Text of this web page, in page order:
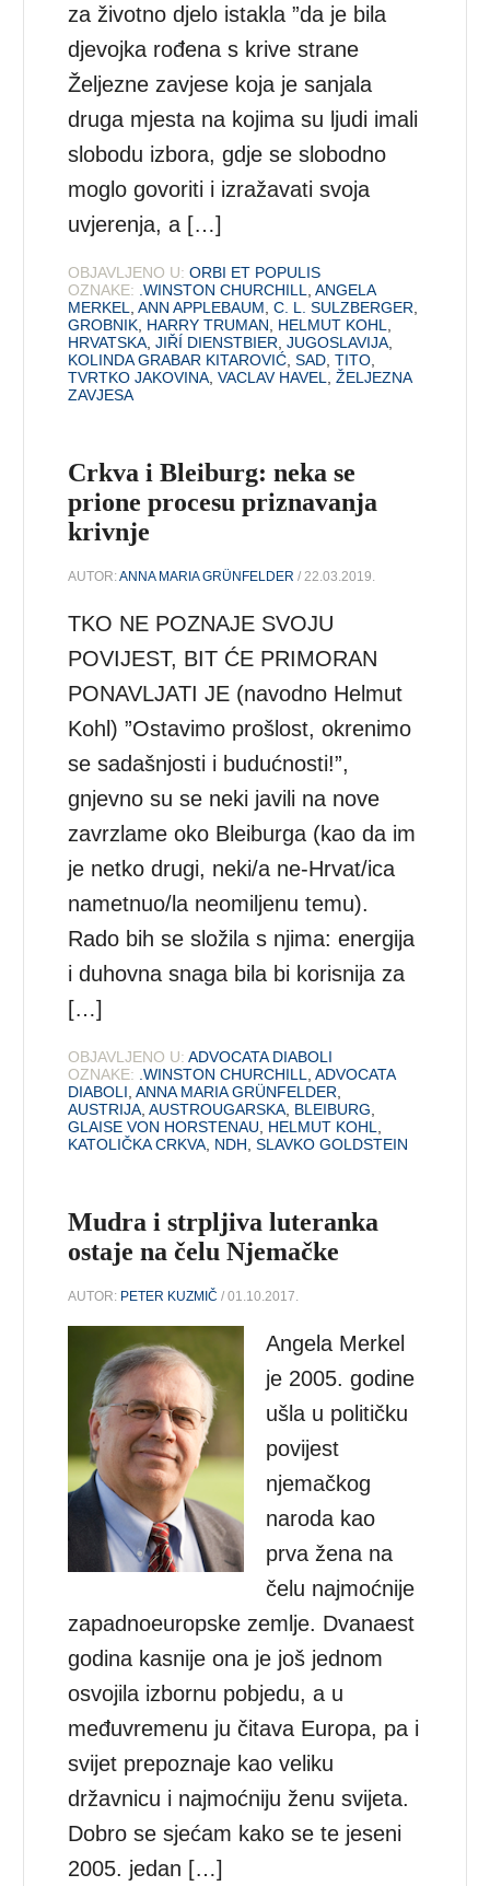
za životno djelo istakla ”da je bila
djevojka rođena s krive strane
Željezne zavjese koja je sanjala
druga mjesta na kojima su ljudi imali
slobodu izbora, gdje se slobodno
moglo govoriti i izražavati svoja
uvjerenja, a […]
OBJAVLJENO U: ORBI ET POPULIS
OZNAKE: .WINSTON CHURCHILL ,ANGELA
MERKEL
,ANN APPLEBAUM ,C. L. SULZBERGER
GROBNIK HARRY TRUMAN HELMUT KOHL
HRVATSKA ,JIŘÍ DIENSTBIER ,JUGOSLAVIJA
KOLINDA GRABAR KITAROVIĆ ,SAD ,TITO
TVRTKO JAKOVINA ,VACLAV HAVEL ,ŽELJEZNA
ZAVJESA
Crkva i Bleiburg: neka se
prione procesu priznavanja
krivnje
AUTOR:ANNA MARIA GRÜNFELDER / 22.03.2019.
TKO NE POZNAJE SVOJU
POVIJEST, BIT ĆE PRIMORAN
PONAVLJATI JE (navodno Helmut
Kohl) ”Ostavimo prošlost, okrenimo
se sadašnjosti i budućnosti!”,
gnjevno su se neki javili na nove
zavrzlame oko Bleiburga (kao da im
je netko drugi, neki/a ne-Hrvat/ica
nametnuo/la neomiljenu temu).
Rado bih se složila s njima: energija
i duhovna snaga bila bi korisnija za
[…]
OBJAVLJENO U: ADVOCATA DIABOLI
OZNAKE: .WINSTON CHURCHILL ,ADVOCATA
DIABOLI ,ANNA MARIA GRÜNFELDER
AUSTRIJA ,AUSTROUGARSKA BLEIBURG
GLAISE VON HORSTENAU
HELMUT KOHL
KATOLIČKA CRKVA NDH ,SLAVKO GOLDSTEIN
Mudra i strpljiva luteranka
ostaje na čelu Njemačke
AUTOR: PETER KUZMIČ / 01.10.2017.
Angela Merkel
je 2005. godine
ušla u političku
povijest
njemačkog
naroda kao
prva žena na
čelu najmoćnije
zapadnoeuropske zemlje. Dvanaest
godina kasnije ona je još jednom
osvojila izbornu pobjedu, a u
međuvremenu ju čitava Europa, pa i
svijet prepoznaje kao veliku
državnicu i najmoćniju ženu svijeta.
Dobro se sjećam kako se te jeseni
2005. jedan […]